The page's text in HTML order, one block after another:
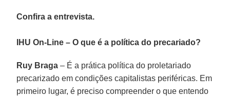
Confira a entrevista.
IHU On-Line – O que é a política do precariado?
Ruy Braga – É a prática política do proletariado
precarizado em condições capitalistas periféricas. Em
primeiro lugar, é preciso compreender o que entendo